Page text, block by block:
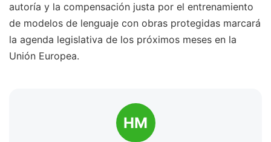
autoría y la compensación justa por el entrenamiento
de modelos de lenguaje con obras protegidas marcará
la agenda legislativa de los próximos meses en la
Unión Europea.
HM